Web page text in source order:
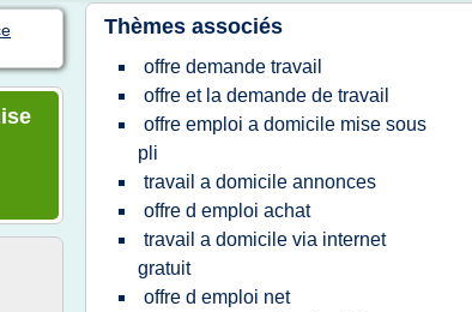
Thèmes associés
offre demande travail
offre et la demande de travail
offre emploi a domicile mise sous
pli
travail a domicile annonces
offre d emploi achat
travail a domicile via internet
gratuit
offre d emploi net